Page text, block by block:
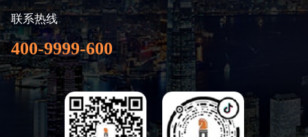
联系热线
400-9999-600